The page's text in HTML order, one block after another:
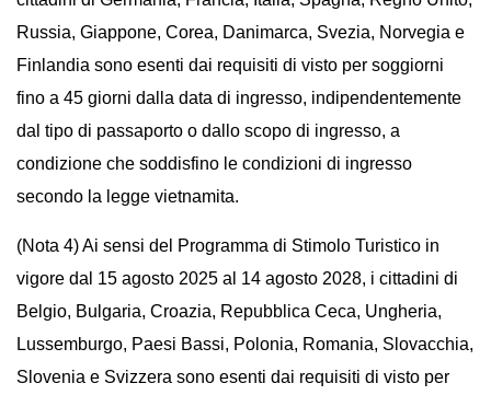
Russia, Giappone, Corea, Danimarca, Svezia, Norvegia e
Finlandia sono esenti dai requisiti di visto per soggiorni
fino a 45 giorni dalla data di ingresso, indipendentemente
dal tipo di passaporto o dallo scopo di ingresso, a
condizione che soddisfino le condizioni di ingresso
secondo la legge vietnamita.
(Nota 4) Ai sensi del Programma di Stimolo Turistico in
vigore dal 15 agosto 2025 al 14 agosto 2028, i cittadini di
Belgio, Bulgaria, Croazia, Repubblica Ceca, Ungheria,
Lussemburgo, Paesi Bassi, Polonia, Romania, Slovacchia,
Slovenia e Svizzera sono esenti dai requisiti di visto per